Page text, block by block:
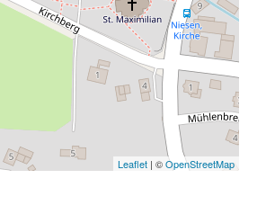
Leaflet | ©OpenStreetMap